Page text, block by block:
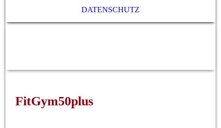
DATENSCHUTZ
FitGym50plus